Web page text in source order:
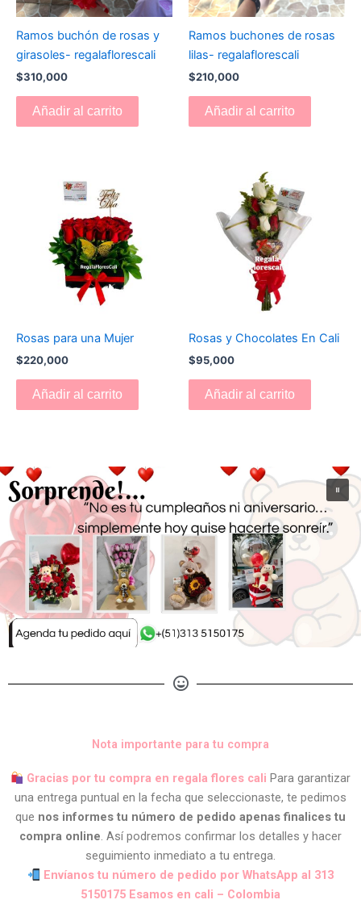
Ramos buchón de rosas y
girasoles- regalaflorescali
$310,000
Añadir al carrito
Ramos buchones de rosas
lilas- regalaflorescali
$210,000
Añadir al carrito
Rosas para una Mujer
$220,000
Añadir al carrito
Rosas y Chocolates En Cali
$95,000
Añadir al carrito
Nota importante para tu compra
Gracias por tu compra en regala flores caliPara garantizar
una entrega puntual en la fecha que seleccionaste, te pedimos
que nos informes tu número de pedido apenas finalices tu
compra online. Así podremos confirmar los detalles y hacer
seguimiento inmediato a tu entrega.
Envíanos tu número de pedido por WhatsApp al 313
5150175 Esamos en cali – Colombia